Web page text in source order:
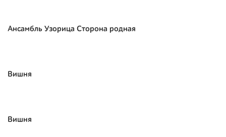
Ансамбль Узорица Сторона родная
Вишня
Вишня